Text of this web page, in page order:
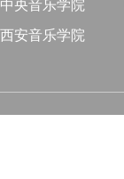
中央音乐学院
西安音乐学院